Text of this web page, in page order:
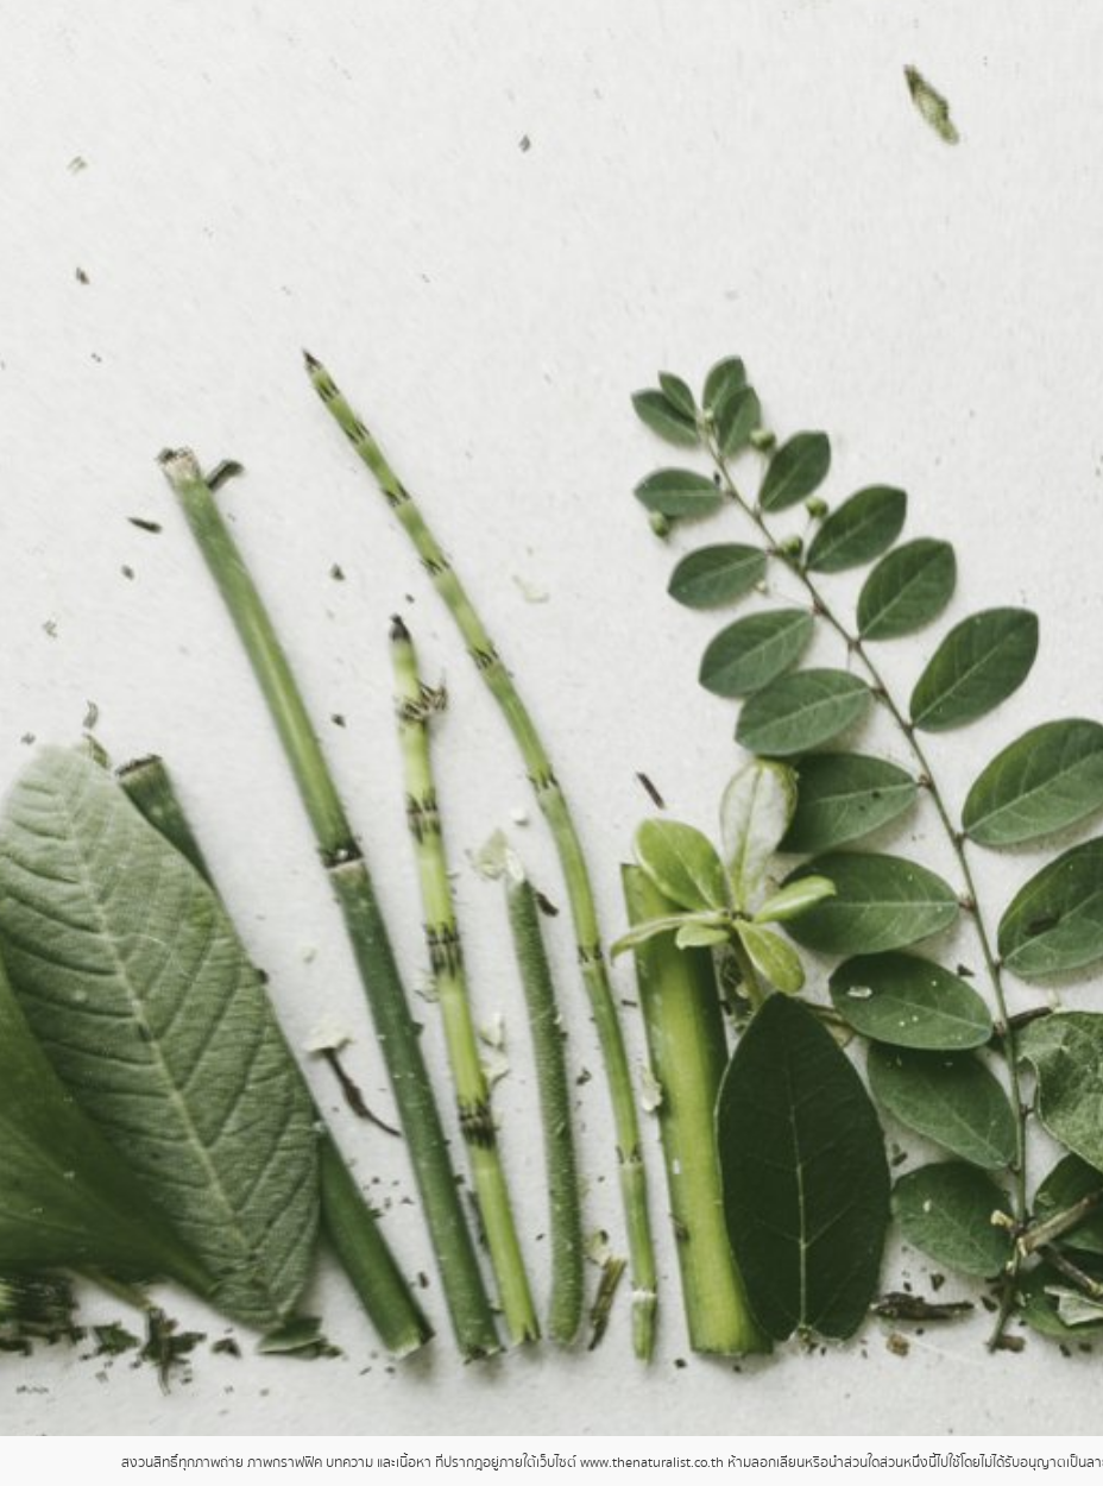
สงวนสิทธิ์ทุกภาพถ่าย ภาพกราฟฟิค บทความ และเนื้อหา ที่ปรากฎอยู่ภายใต้เว็บไซต์ www.thenaturalist.co.th ห้ามลอกเลียนหรือนำส่วนใดส่วนหนึ่งนี้ไปใช้โดยไม่ได้รับอนุญาตเป็น